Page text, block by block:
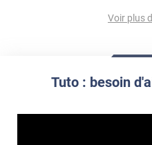
Simple vitrage non-
enlever
solaire effet miroir ?
Voir plus
Tuto : besoin